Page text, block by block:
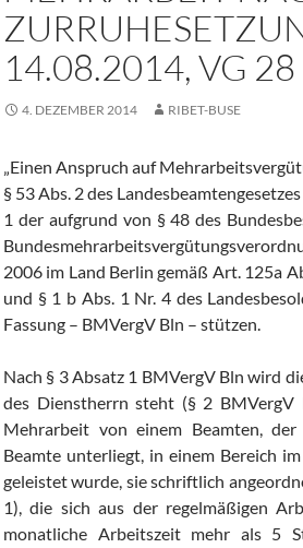
14.08.2014, VG
4. DEZEMBER 2014 RIBET-BUSE
„Einen Anspruch auf
§ 53 Abs. 2 des
1 der aufgrund von § 48 des
2006 im Land Berlin gemäß Art. 125a
und § 1 b Abs. 1 Nr. 4 des
Fassung – BMVergV Bln – stützen.
Nach § 3 Absatz 1 BMVergV Bln wird
des Dienstherrn steht (§ 2 BMVergV
Mehrarbeit von einem Beamten,
Beamte unterliegt, in einem Bereich
geleistet wurde, sie schriftlich
1), die sich aus der regelmäßigen
monatliche Arbeitszeit mehr als 5